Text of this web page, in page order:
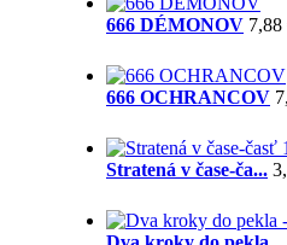
666 DÉMONOV 7,88
666 OCHRANCOV
Stratená v čase-ča...